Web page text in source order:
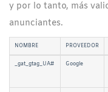
y por lo tanto, más
anunciantes.
NOMBRE PROVEEDOR
_gat_gtag_UA# Google